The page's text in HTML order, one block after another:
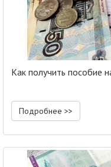
Как получить пособие
Подробнее >>